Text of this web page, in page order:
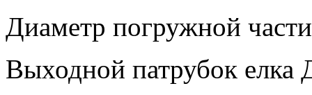
Диаметр погружной
Выходной патрубок